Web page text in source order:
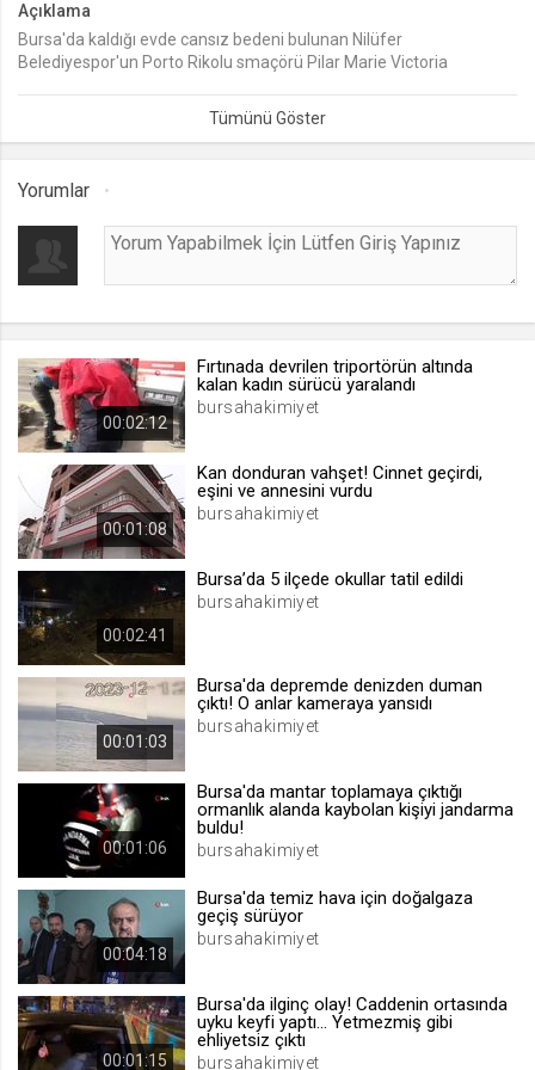
lang
.web.tv
Seçilen dil tercihini tutmak
.web.tv
[hash]
.web.tv
Site içeriği önerme
voteLike*
.web.tv
1 ay
.web.tv
İsimsiz ziyaretçi için site içeriği
Açıklama
Bursa'da kaldığı evde cansız bedeni bulunan Nilüfer
Belediyespor'un Porto Rikolu smaçörü Pilar Marie Victoria
soruşturmayı yürüten savcılık 'takipsizlik' kararı verdi.
Yorumlar
00:02:12
Fırtınada devrilen triportörün altında
kalan kadın sürücü yaralandı
bursahakimiyet
00:01:08
Kan donduran vahşet! Cinnet geçirdi,
eşini ve annesini vurdu
bursahakimiyet
00:02:41
Bursa’da 5 ilçede okullar tatil edildi
bursahakimiyet
00:01:03
Bursa'da depremde denizden duman
çıktı! O anlar kameraya yansıdı
bursahakimiyet
00:01:06
Bursa'da mantar toplamaya çıktığı
ormanlık alanda kaybolan kişiyi jandarma
buldu!
bursahakimiyet
00:04:18
Bursa'da temiz hava için doğalgaza
geçiş sürüyor
bursahakimiyet
00:01:15
Bursa'da ilginç olay! Caddenin ortasında
uyku keyfi yaptı... Yetmezmiş gibi
ehliyetsiz çıktı
bursahakimiyet